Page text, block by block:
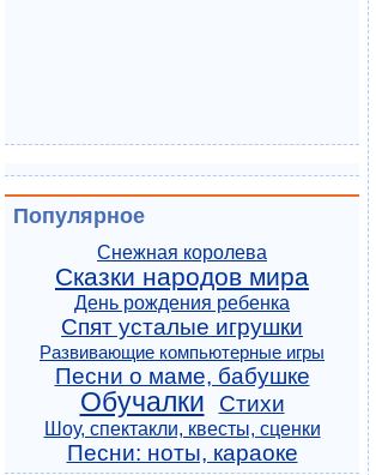
Популярное
Снежная королева
Сказки народов мира
День рождения ребенка
Спят усталые игрушки
Развивающие компьютерные игры
Песни о маме, бабушке
Обучалки Стихи
Шоу, спектакли, квесты, сценки
Песни: ноты, караоке